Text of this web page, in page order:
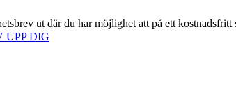
ut där du har möjlighet att på ett
UPP DIG